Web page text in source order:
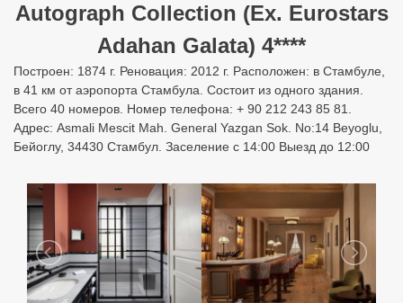
Autograph Collection (Ex. Eurostars
Adahan Galata) 4****
Построен: 1874 г. Реновация: 2012 г. Расположен: в Стамбуле,
в 41 км от аэропорта Стамбула. Состоит из одного здания.
Всего 40 номеров. Номер телефона: + 90 212 243 85 81.
Адрес: Asmali Mescit Mah. General Yazgan Sok. No:14 Beyoglu,
Бейоглу, 34430 Стамбул. Заселение с 14:00 Выезд до 12:00